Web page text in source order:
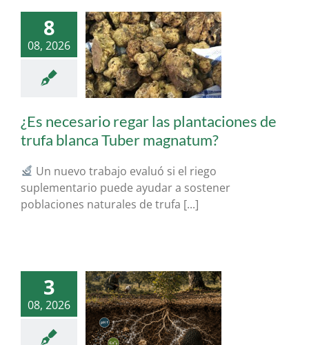
8
08, 2026
regar las
de trufa
magnatum?
micorrizas
italiana
¿Es necesario regar las plantaciones de
trufa blanca Tuber magnatum?
Un nuevo trabajo evaluó si el riego
suplementario puede ayudar a sostener
poblaciones naturales de trufa [...]
3
08, 2026
publicado
las trufas
la química del
micorrizas